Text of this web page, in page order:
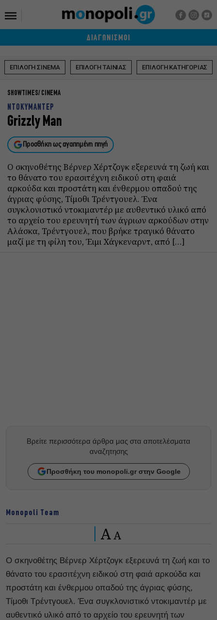
ΔΙΑΓΩΝΙΣΜΟΙ
ΕΠΙΛΟΓΗ ΣΙΝΕΜΑ ΕΠΙΛΟΓΗ ΤΑΙΝΙΑΣ ΕΠΙΛΟΓΗ ΚΑΤΗΓΟΡΙΑΣ
SHOWTIMES CINEMA
ΝΤΟΚΥΜΑΝΤΕΡ
Grizzly Man
Προσθήκη ως αγαπημένη πηγή
Ο σκηνοθέτης Βέρνερ Χέρτζογκ εξερευνά τη ζωή και
το θάνατο του ερασιτέχνη ειδικού στη φαιά
αρκούδα και προστάτη και ένθερμου οπαδού της
άγριας φύσης, Τίμοθι Τρέντγουελ. Ένα
συγκλονιστικό ντοκιμαντέρ με αυθεντικό υλικό από
το αρχείο του ερευνητή των άγριων αρκούδων στην
Αλάσκα, Τρέντγουελ, που βρήκε τραγικό θάνατο
μαζί με τη φίλη του, Έιμι Χάγκεναρντ, από […]
Βρείτε περισσότερα άρθρα μας στα αποτελέσματα
αναζητησης
Προσθήκη του monopoli.gr στην Google
Monopoli Team
A A
Ο σκηνοθέτης Βέρνερ Χέρτζογκ εξερευνά τη ζωή και το
θάνατο του ερασιτέχνη ειδικού στη φαιά αρκούδα και
προστάτη και ένθερμου οπαδού της άγριας φύσης,
Τίμοθι Τρέντγουελ. Ένα συγκλονιστικό ντοκιμαντέρ με
αυθεντικό υλικό από το αρχείο του ερευνητή των